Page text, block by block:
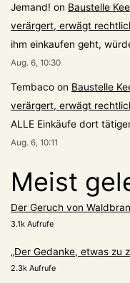
Jemand! on Baustelle
verärgert, erwägt
ihm einkaufen geht,
Aug. 6, 10:30
Tembaco on Baustelle
verärgert, erwägt
ALLE Einkäufe dort
Aug. 6, 10:11
Meist
Der Geruch von
3.1k Aufrufe
„Der Gedanke, etwas zu
2.3k Aufrufe